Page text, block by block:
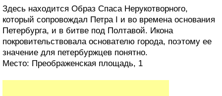
Здесь находится Образ Спаса Нерукотворного,
который сопровождал Петра I и во времена основания
Петербурга, и в битве под Полтавой. Икона
покровительствовала основателю города, поэтому ее
значение для петербуржцев понятно.
Место: Преображенская площадь, 1